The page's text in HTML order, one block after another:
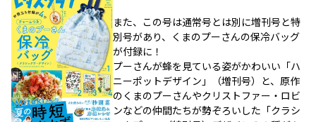
また、この号は通常号とは別に増刊号と特
別号があり、くまのプーさんの保冷バッグ
が付録に！
プーさんが蜂を見ている姿がかわいい「ハ
ニーポットデザイン」（増刊号）と、原作
のくまのプーさんやクリストファー・ロビ
ンなどの仲間たちが勢ぞろいした「クラシ